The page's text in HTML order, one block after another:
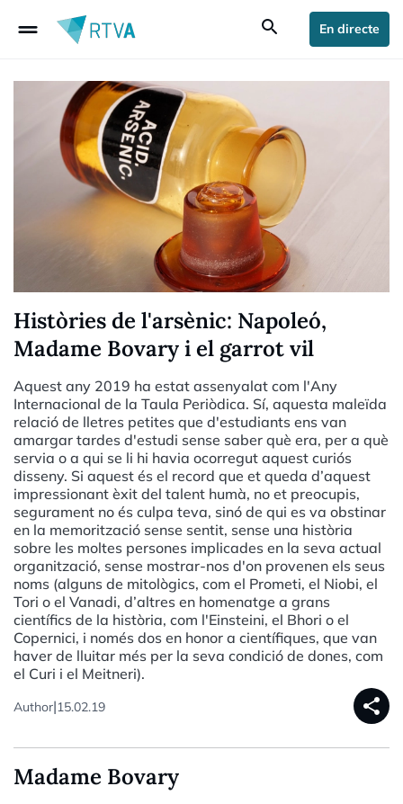
drag_handle search En directe
Històries de l'arsènic: Napoleó,
Madame Bovary i el garrot vil
Aquest any 2019 ha estat assenyalat com l'Any
Internacional de la Taula Periòdica. Sí, aquesta maleïda
relació de lletres petites que d'estudiants ens van
amargar tardes d'estudi sense saber què era, per a què
servia o a qui se li hi havia ocorregut aquest curiós
disseny. Si aquest és el record que et queda d’aquest
impressionant èxit del talent humà, no et preocupis,
segurament no és culpa teva, sinó de qui es va obstinar
en la memorització sense sentit, sense una història
sobre les moltes persones implicades en la seva actual
organització, sense mostrar-nos d'on provenen els seus
noms (alguns de mitològics, com el Prometi, el Niobi, el
Tori o el Vanadi, d’altres en homenatge a grans
científics de la història, com l'Einsteini, el Bhori o el
Copernici, i només dos en honor a científiques, que van
haver de lluitar més per la seva condició de dones, com
el Curi i el Meitneri).
Author|15.02.19 share
Madame Bovary